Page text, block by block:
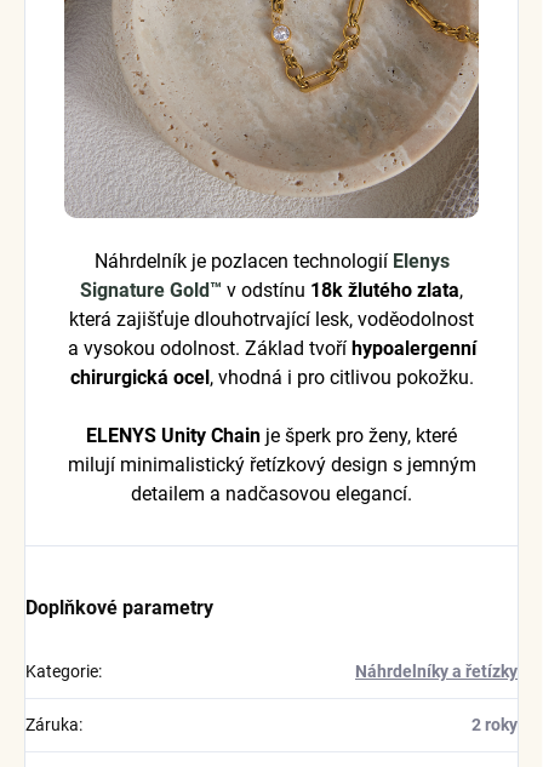
Náhrdelník je pozlacen technologií Elenys
Signature Gold™ v odstínu 18k žlutého zlata,
která zajišťuje dlouhotrvající lesk, voděodolnost
a vysokou odolnost. Základ tvoří hypoalergenní
chirurgická ocel , vhodná i pro citlivou pokožku.
ELENYS Unity Chain je šperk pro ženy, které
milují minimalistický řetízkový design s jemným
detailem a nadčasovou elegancí.
Doplňkové parametry
Kategorie: Náhrdelníky a řetízky
Záruka: 2 roky